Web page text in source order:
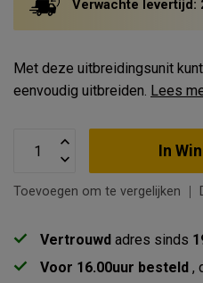
Verwachte levertijd:
Met deze uitbreidingsunit
eenvoudig uitbreiden. Lees
In
Toevoegen om te vergelijken
Vertrouwd adres sinds
Voor 16.00uur besteld ,